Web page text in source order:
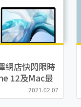
網店快閃限時
12及Mac最
2021.02.07